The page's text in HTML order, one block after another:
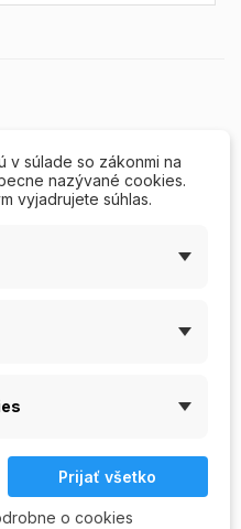
v súlade so zákonmi na
nazývané cookies.
vyjadrujete súhlas.
Prijať všetko
o cookies